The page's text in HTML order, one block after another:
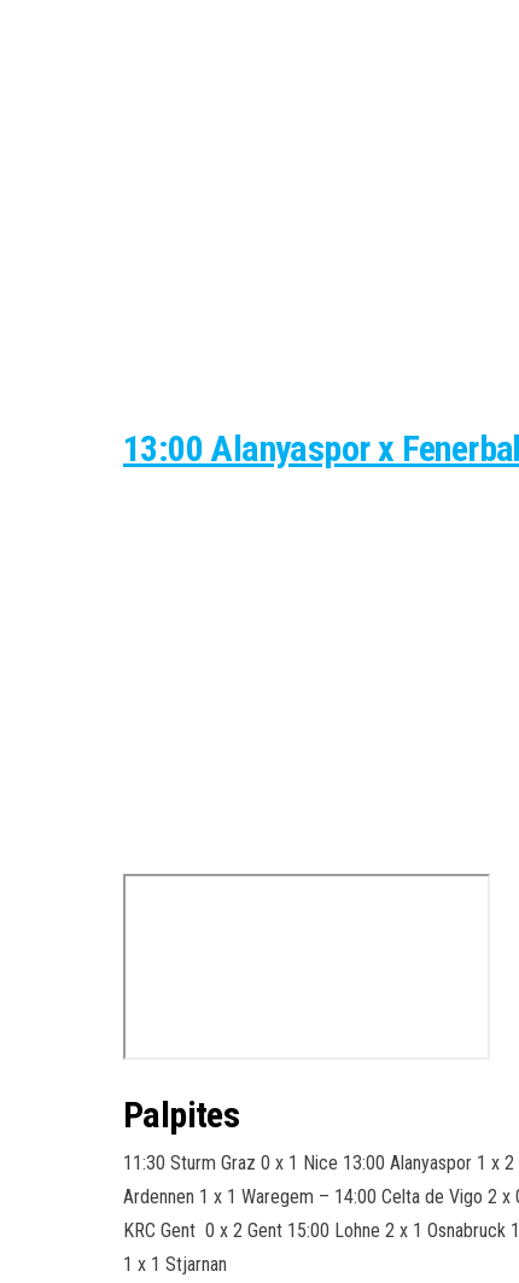
13:00 Alanyaspor x
Palpites
11:30 Sturm Graz 0 x 1 Nice 13:00 Alanyaspor 1 x
Ardennen 1 x 1 Waregem – 14:00 Celta de Vigo 2
KRC Gent 0 x 2 Gent 15:00 Lohne 2 x 1
1 x 1 Stjarnan